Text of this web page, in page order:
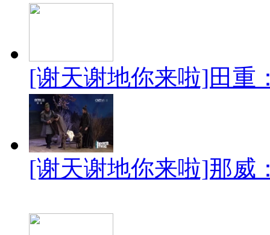
[谢天谢地你来啦]田重
[谢天谢地你来啦]那威